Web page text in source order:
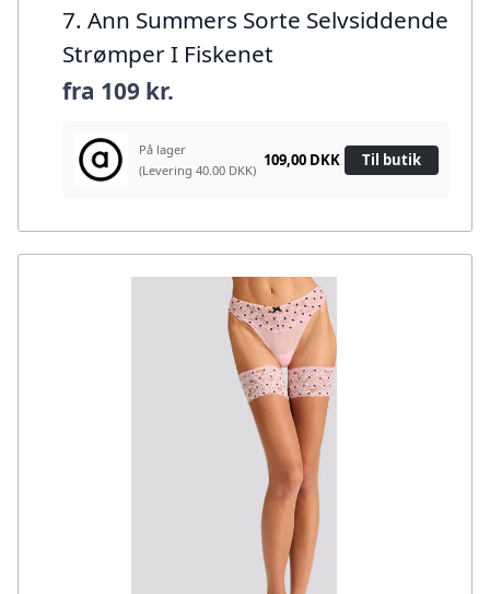
7. Ann Summers Sorte Selvsiddende
Strømper I Fiskenet
fra 109 kr.
På lager
(Levering 40.00 DKK)
109,00 DKK Til butik